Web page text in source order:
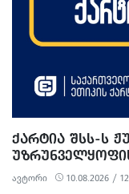
ᲥᲐᲠᲢᲘᲐ ᲨᲡᲡ-Ს
ავტორი 10.08.2026 /